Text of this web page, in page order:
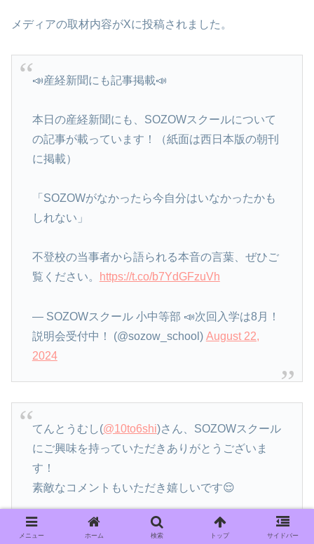
メディアの取材内容がXに投稿されました。
📣産経新聞にも記事掲載📣
本日の産経新聞にも、SOZOWスクールについて
の記事が載っています！（紙面は西日本版の朝刊
に掲載）
「SOZOWがなかったら今自分はいなかったかも
しれない」
不登校の当事者から語られる本音の言葉、ぜひご
覧ください。
https://t.co/b7YdGFzuVh
— SOZOWスクール 小中等部 📣次回入学は8月！
説明会受付中！ (@sozow_school) August 22,
2024
てんとうむし(@10to6shi)さん、SOZOWスクール
にご興味を持っていただきありがとうございま
す！
素敵なコメントもいただき嬉しいです😌
もっと詳しい内容は、説明会・個別相談でお伝え
メニュー ホーム 検索 トップ サイドバー